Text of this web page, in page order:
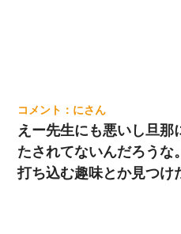
に
えー先生にも悪いし旦
たされてないんだろうな。
打ち込む趣味とか見つけ